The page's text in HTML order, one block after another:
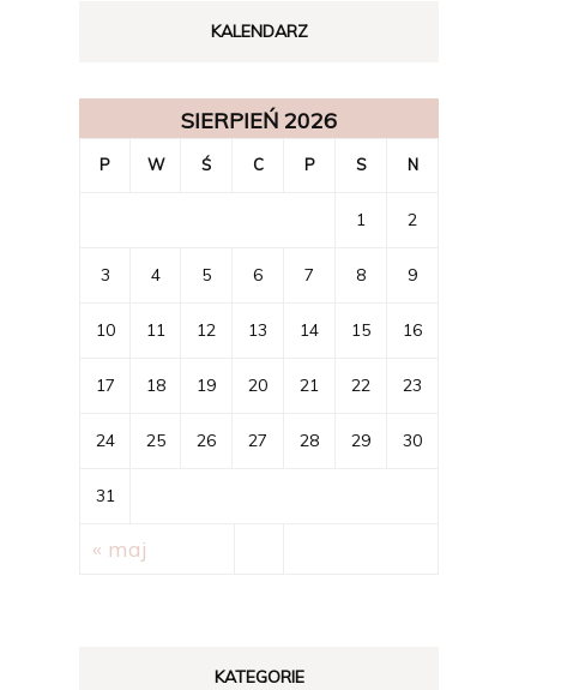
KALENDARZ
SIERPIEŃ 2026
P W Ś C P S N
1 2
3 4 5 6 7 8 9
10 11 12 13 14 15 16
17 18 19 20 21 22 23
24 25 26 27 28 29 30
31
« maj
KATEGORIE